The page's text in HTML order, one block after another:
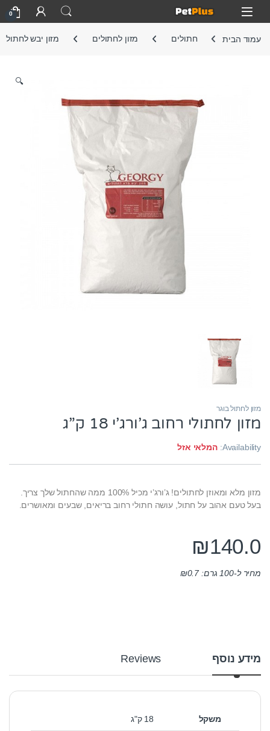
Skip to navigation
Skip to content
Open
0
עמוד הבית חתולים מזון לחתולים מזון יבש לחתול
🔍
מזון לחתול בוגר
מזון לחתולי רחוב ג’ורג’י 18 ק”ג
Availability: המלאי אזל
מזון מלא ומאוזן לחתולים! ג’ורג’י מכיל 100% ממה שהחתול שלך צריך.
בעל טעם אהוב על חתול, עושה חתולי רחוב בריאים, שבעים ומאושרים.
₪140.0
מחיר ל-100 גרם: ₪0.7
מידע נוסף Reviews
משקל 18 ק"ג